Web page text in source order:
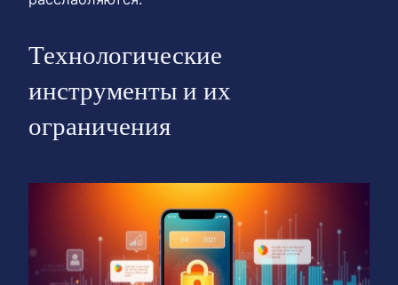
Технологические
инструменты и их
ограничения